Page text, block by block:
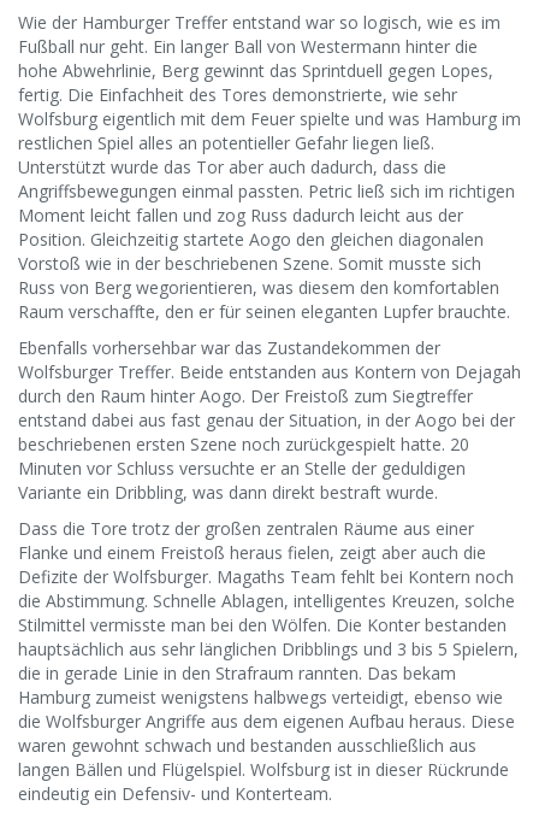
Wie der Hamburger Treffer entstand war so logisch, wie es im
Fußball nur geht. Ein langer Ball von Westermann hinter die
hohe Abwehrlinie, Berg gewinnt das Sprintduell gegen Lopes,
fertig. Die Einfachheit des Tores demonstrierte, wie sehr
Wolfsburg eigentlich mit dem Feuer spielte und was Hamburg im
restlichen Spiel alles an potentieller Gefahr liegen ließ.
Unterstützt wurde das Tor aber auch dadurch, dass die
Angriffsbewegungen einmal passten. Petric ließ sich im richtigen
Moment leicht fallen und zog Russ dadurch leicht aus der
Position. Gleichzeitig startete Aogo den gleichen diagonalen
Vorstoß wie in der beschriebenen Szene. Somit musste sich
Russ von Berg wegorientieren, was diesem den komfortablen
Raum verschaffte, den er für seinen eleganten Lupfer brauchte.
Ebenfalls vorhersehbar war das Zustandekommen der
Wolfsburger Treffer. Beide entstanden aus Kontern von Dejagah
durch den Raum hinter Aogo. Der Freistoß zum Siegtreffer
entstand dabei aus fast genau der Situation, in der Aogo bei der
beschriebenen ersten Szene noch zurückgespielt hatte. 20
Minuten vor Schluss versuchte er an Stelle der geduldigen
Variante ein Dribbling, was dann direkt bestraft wurde.
Dass die Tore trotz der großen zentralen Räume aus einer
Flanke und einem Freistoß heraus fielen, zeigt aber auch die
Defizite der Wolfsburger. Magaths Team fehlt bei Kontern noch
die Abstimmung. Schnelle Ablagen, intelligentes Kreuzen, solche
Stilmittel vermisste man bei den Wölfen. Die Konter bestanden
hauptsächlich aus sehr länglichen Dribblings und 3 bis 5 Spielern,
die in gerade Linie in den Strafraum rannten. Das bekam
Hamburg zumeist wenigstens halbwegs verteidigt, ebenso wie
die Wolfsburger Angriffe aus dem eigenen Aufbau heraus. Diese
waren gewohnt schwach und bestanden ausschließlich aus
langen Bällen und Flügelspiel. Wolfsburg ist in dieser Rückrunde
eindeutig ein Defensiv- und Konterteam.